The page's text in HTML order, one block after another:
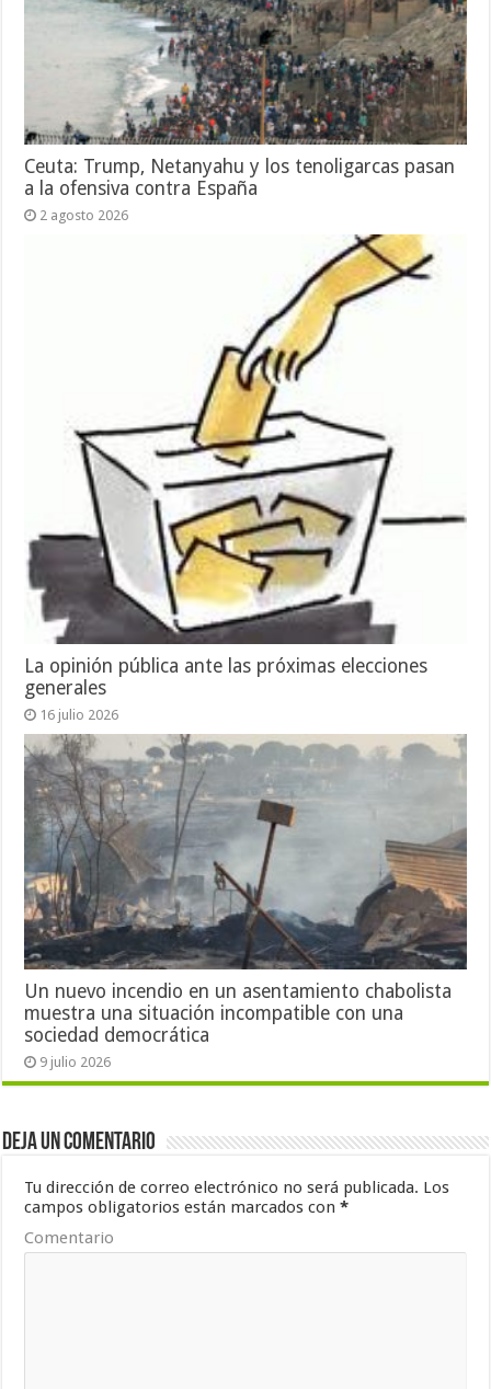
Ceuta: Trump, Netanyahu y los tenoligarcas pasan
a la ofensiva contra España
2 agosto 2026
La opinión pública ante las próximas elecciones
generales
16 julio 2026
Un nuevo incendio en un asentamiento chabolista
muestra una situación incompatible con una
sociedad democrática
9 julio 2026
Deja un comentario
Tu dirección de correo electrónico no será publicada. Los
campos obligatorios están marcados con*
Comentario